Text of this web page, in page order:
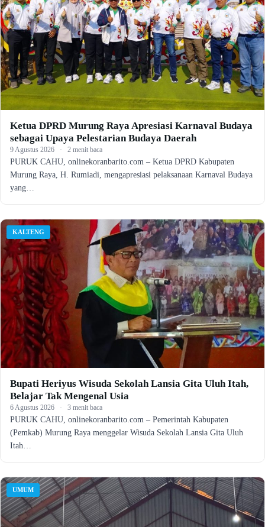
Ketua DPRD Murung Raya Apresiasi Karnaval Budaya
sebagai Upaya Pelestarian Budaya Daerah
9 Agustus 2026 · 2 menit baca
PURUK CAHU, onlinekoranbarito.com – Ketua DPRD Kabupaten
Murung Raya, H. Rumiadi, mengapresiasi pelaksanaan Karnaval Budaya
yang…
KALTENG
Bupati Heriyus Wisuda Sekolah Lansia Gita Uluh Itah,
Belajar Tak Mengenal Usia
6 Agustus 2026 · 3 menit baca
PURUK CAHU, onlinekoranbarito.com – Pemerintah Kabupaten
(Pemkab) Murung Raya menggelar Wisuda Sekolah Lansia Gita Uluh
Itah…
UMUM